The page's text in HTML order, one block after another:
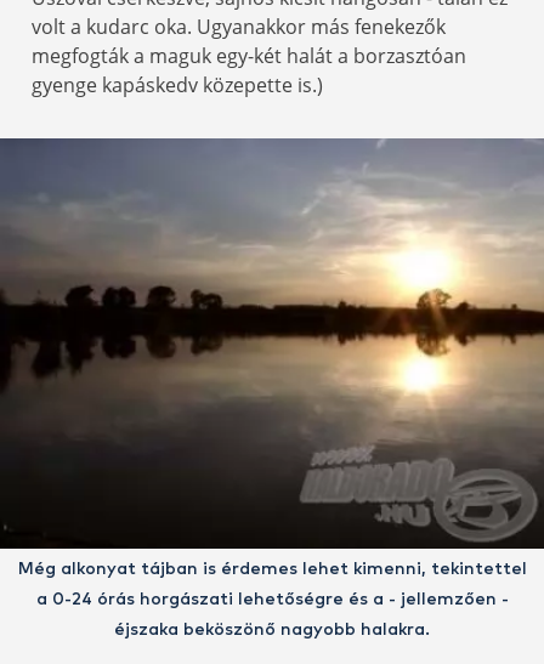
volt a kudarc oka. Ugyanakkor más fenekezők
megfogták a maguk egy-két halát a borzasztóan
gyenge kapáskedv közepette is.)
Még alkonyat tájban is érdemes lehet kimenni, tekintettel
a 0-24 órás horgászati lehetőségre és a - jellemzően -
éjszaka beköszönő nagyobb halakra.